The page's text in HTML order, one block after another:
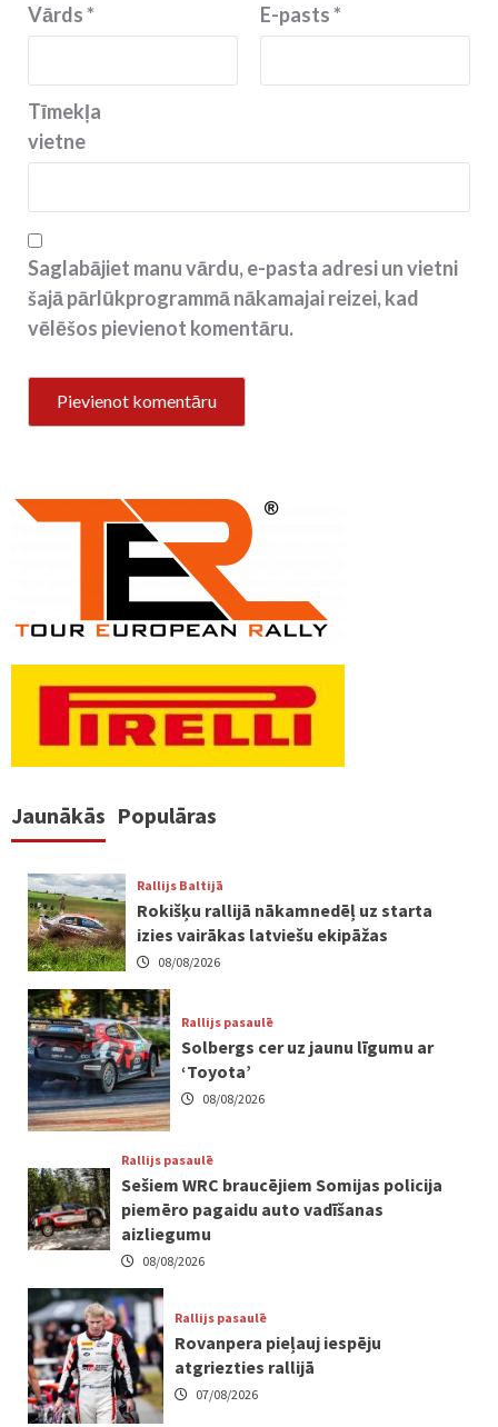
Vārds* E-pasts*
Tīmekļa
vietne
Saglabājiet manu vārdu, e-pasta adresi un vietni
šajā pārlūkprogrammā nākamajai reizei, kad
vēlēšos pievienot komentāru.
Jaunākās Populāras
Rallijs Baltijā
Rokišķu rallijā nākamnedēļ uz starta
izies vairākas latviešu ekipāžas
08/08/2026
Rallijs pasaulē
Solbergs cer uz jaunu līgumu ar
‘Toyota’
08/08/2026
Rallijs pasaulē
Sešiem WRC braucējiem Somijas policija
piemēro pagaidu auto vadīšanas
aizliegumu
08/08/2026
Rallijs pasaulē
Rovanpera pieļauj iespēju
atgriezties rallijā
07/08/2026